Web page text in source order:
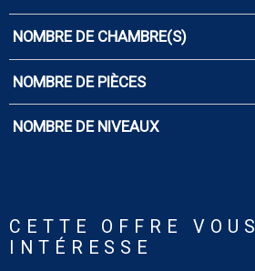
NOMBRE DE CHAMBRE(S)
NOMBRE DE PIÈCES
NOMBRE DE NIVEAUX
CETTE OFFRE
VOUS
INTÉRESSE